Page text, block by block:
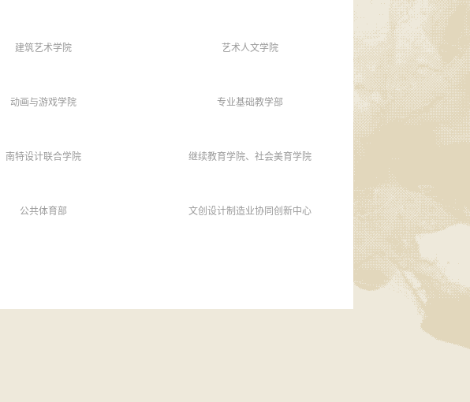
建筑艺术学院 艺术人文学院
动画与游戏学院 专业基础教学部
南特设计联合学院 继续教育学院、社会美育学院
公共体育部 文创设计制造业协同创新中心